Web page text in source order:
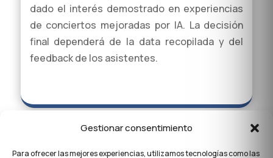
Gestionar consentimiento
Para ofrecer las mejores experiencias, utilizamos tecnologías como las
dado el interés demostrado en experiencias
de conciertos mejoradas por IA. La decisión
final dependerá de la data recopilada y del
feedback de los asistentes.